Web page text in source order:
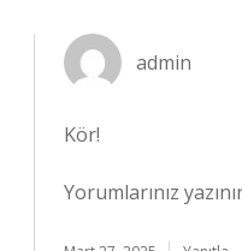
admin
Kör!
Yorumlarınız